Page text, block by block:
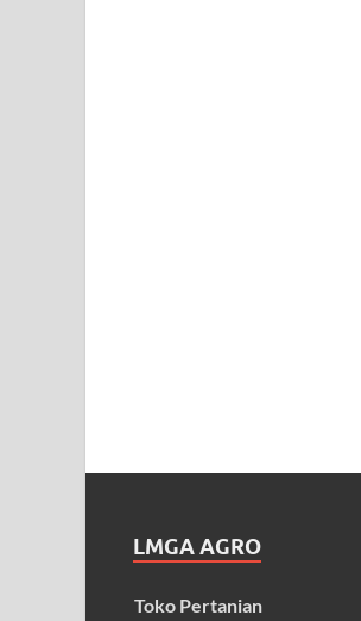
LMGA AGRO
Toko Pertanian